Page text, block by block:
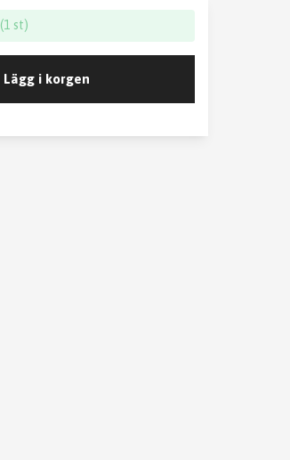
(1 st)
Lägg i korgen